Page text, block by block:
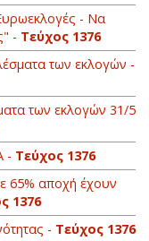
- Να
- Τεύχος 1376
των εκλογών -
των εκλογών 31/5
- Τεύχος 1376
65% αποχή έχουν
1376
- Τεύχος 1376